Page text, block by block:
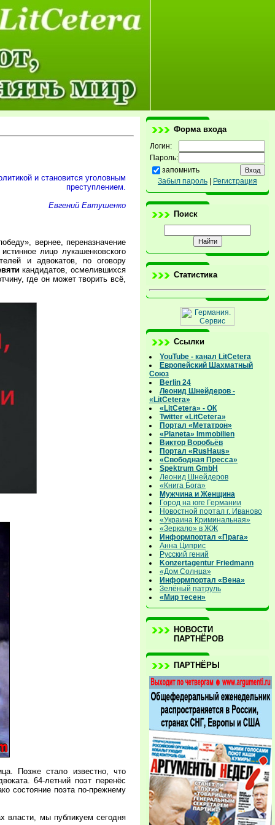
и становится уголовным
преступлением.
Евгений Евтушенко
вернее, переназначение
лицо лукашенковского
и адвокатов, по оговору
кандидатов, осмелившихся
где он может творить всё,
Позже стало известно, что
64-летний поэт перенёс
состояние поэта по-прежнему
власти, мы публикуем сегодня
Форма входа
Логин:
Пароль:
запомнить
Забыл пароль
Регистрация
Поиск
Статистика
Ссылки
YouTube - канал LitCetera
Европейский Шахматный
Союз
Berlin 24
Леонид Шнейдеров -
«LitCetera»
«LitCetera» - ОК
Twitter «LitCetera»
Портал «Метатрон»
«Planeta» Immobilien
Виктор Воробьёв
Портал «RusHaus»
«Свободная Пресса»
Spektrum GmbH
Леонид Шнейдеров
«Книга Бога»
Мужчина и Женщина
Город на юге Германии
Новостной портал г. Иваново
«Украина Криминальная»
«Зеркало» в ЖЖ
Информпортал «Прага»
Анна Циприс
Русский гений
Konzertagentur Friedmann
«Дом Солнца»
Информпортал «Вена»
Зелёный патруль
«Мир тесен»
НОВОСТИ
ПАРТНЁРОВ
ПАРТНЁРЫ